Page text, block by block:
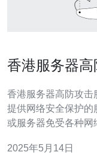
香港服务器
香港服务器高防攻击服务 香港服务器高防攻击
提供网络安全保护的
或服务器免受各种网
和入侵防御系统（
2025年5月14日